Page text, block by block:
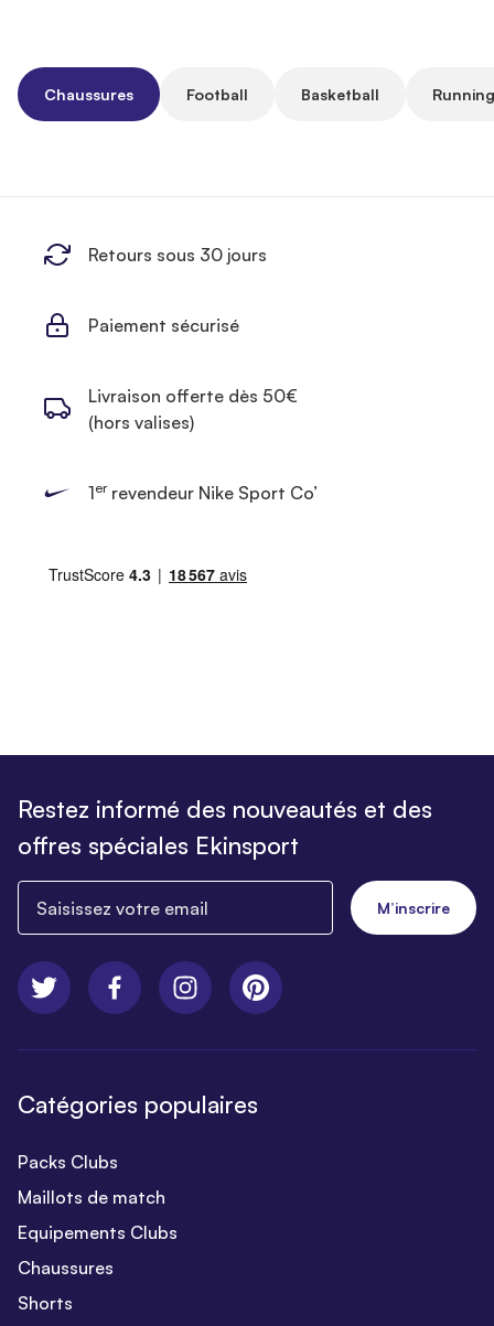
Chaussures Football Basketball
Retours sous 30 jours
Paiement sécurisé
Livraison offerte dès 50€
(hors valises)
1errevendeur Nike Sport Co’
Restez informé des nouveautés et des
offres spéciales Ekinsport
M’inscrire
Catégories populaires
Packs Clubs
Maillots de match
Equipements Clubs
Chaussures
Shorts